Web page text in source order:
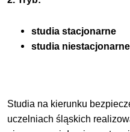
studia stacjonarne
studia niestacjonarne
Studia na kierunku
uczelniach śląskich